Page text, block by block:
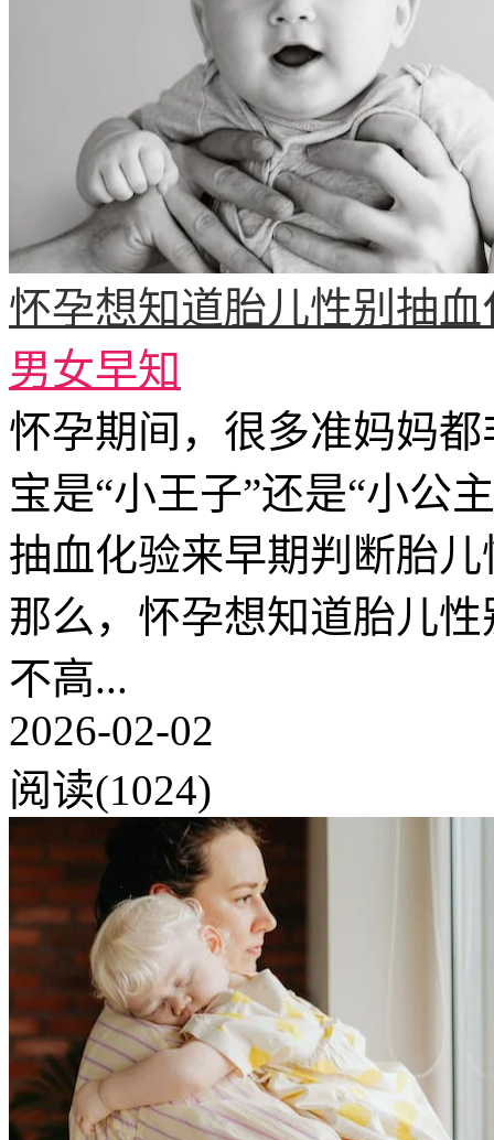
怀孕想知道胎儿性别抽
男女早知
怀孕期间，很多准妈妈
宝是“小王子”还是“小公
抽血化验来早期判断胎
那么，怀孕想知道胎儿
不高...
2026-02-02
阅读(1024)